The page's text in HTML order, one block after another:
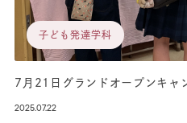
子ども発達学科
7月21日グランドオープンキャ
2025.07.22